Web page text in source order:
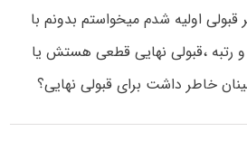
قبولی اولیه شدم میخواستم بدونم با
رتبه ،قبولی نهایی قطعی هستش یا
خاطر داشت برای قبولی نهایی؟